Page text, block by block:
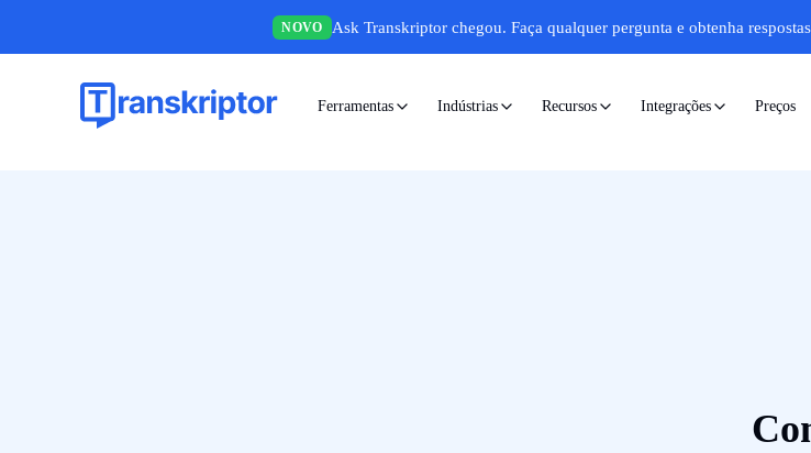
NOVO Ask Transkriptor chegou. Faça qualquer pergunta e obtenha
Ferramentas Indústrias Recursos Integrações Preços